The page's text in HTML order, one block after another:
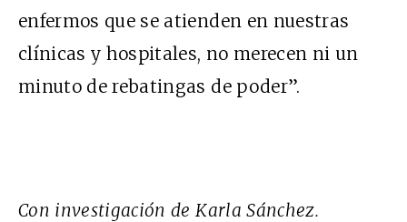
enfermos que se atienden en nuestras
clínicas y hospitales, no merecen ni un
minuto de rebatingas de poder”.
Con investigación de Karla Sánchez.